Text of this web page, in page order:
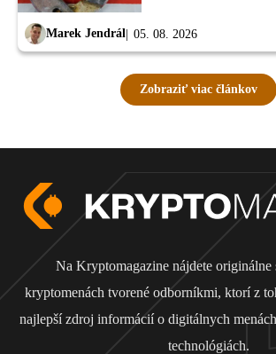
Marek Jendrál 05. 08. 2026
Zobraziť viac článkov
Na Kryptomagazine nájdete originálne
kryptomenách tvorené odborníkmi, ktorí z
najlepší zdroj informácií o digitálnych
technológiách.